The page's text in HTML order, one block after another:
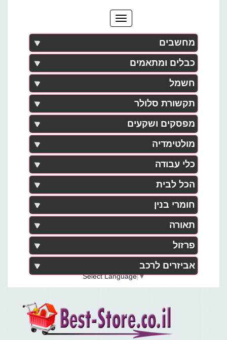
מחשבים
כבלים ומתאמים
חשמל
תקשורת סלולר
מפסקים ושקעים
מולטימדיה
כלי עבודה
הכל לבית
חומרי בנין
תאורה
פרזול
אביזרים לרכב
Select Language▼